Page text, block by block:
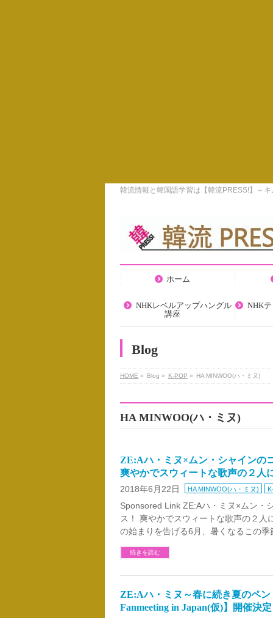
韓流情報と韓国語学習は【韓流PRESS!】～
ホーム
NHKレベルアップハングル
講座
NHK
Blog
HOME » Blog » K-POP » HA MINWOO(ハ・ミヌ)
HA MINWOO(ハ・ミヌ)
ZE:Aハ・ミヌ×ムン・シャインの
爽やかでスウィートな歌声の２
2018年6月22日 HA MINWOO(ハ・ミヌ)
Sponsored Link ZE:Aハ・ミヌ×ムン・
ス！ 爽やかでスウィートな歌声の２
の始まりを告げる6月、暑くなるこの季
続きを読む
ZE:Aハ・ミヌ～春に続き夏のペ
Fanmeeting in Japan(仮)】開催決定